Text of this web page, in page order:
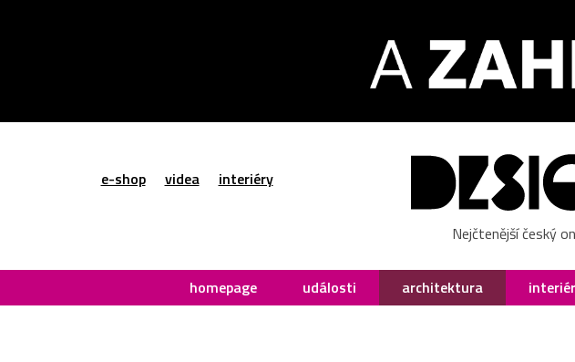
e-shop videa interiéry
Nejčtenější český
homepage události architektura interiér